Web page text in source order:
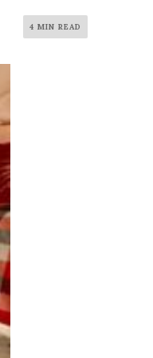
4 MIN READ